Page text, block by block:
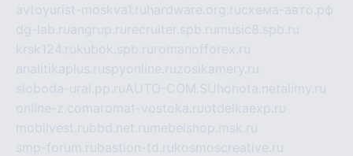
avtoyurist-moskva1.ru hardware.org.ruсхема-авто.рф
dg-lab.ruangrup.ru recruiter.spb.ru music8.spb.ru
krsk124.rukubok.spb.ru romanofforex.ru
analitikaplus.ruspyonline.ruzosikamery.ru
sloboda-ural.pp.ruAUTO-COM.SU hohota.net alimy.ru
online-z.comaromat-vostoka.ruotdelkaexp.ru
mobilvest.rubbd.net.ru mebelshop.msk.ru
smp-forum.rubastion-td.rukosmoscreative.ru